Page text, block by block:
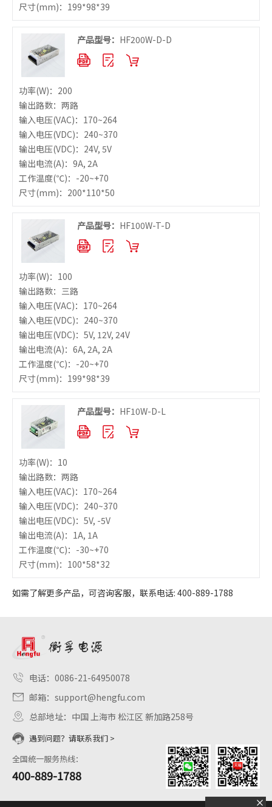
尺寸(mm)：199*98*39
产品型号： HF200W-D-D
功率(W)：200
输出路数：两路
输入电压(VAC)：170~264
输入电压(VDC)：240~370
输出电压(VDC)：24V, 5V
输出电流(A)：9A, 2A
工作温度(℃)：-20~+70
尺寸(mm)：200*110*50
产品型号： HF100W-T-D
功率(W)：100
输出路数：三路
输入电压(VAC)：170~264
输入电压(VDC)：240~370
输出电压(VDC)：5V, 12V, 24V
输出电流(A)：6A, 2A, 2A
工作温度(℃)：-20~+70
尺寸(mm)：199*98*39
产品型号： HF10W-D-L
功率(W)：10
输出路数：两路
输入电压(VAC)：170~264
输入电压(VDC)：240~370
输出电压(VDC)：5V, -5V
输出电流(A)：1A, 1A
工作温度(℃)：-30~+70
尺寸(mm)：100*58*32
如需了解更多产品，可咨询客服，联系电话: 400-889-1788
电话： 0086-21-64950078
邮箱： support@hengfu.com
总部地址：中国 上海市 松江区 新加路258号
遇到问题？请联系我们 >
全国统一服务热线：
400-889-1788